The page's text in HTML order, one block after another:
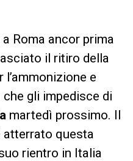
Roma ancor prima
il ritiro della
l’ammonizione e
gli impedisce di
martedì prossimo. Il
atterrato questa
rientro in Italia